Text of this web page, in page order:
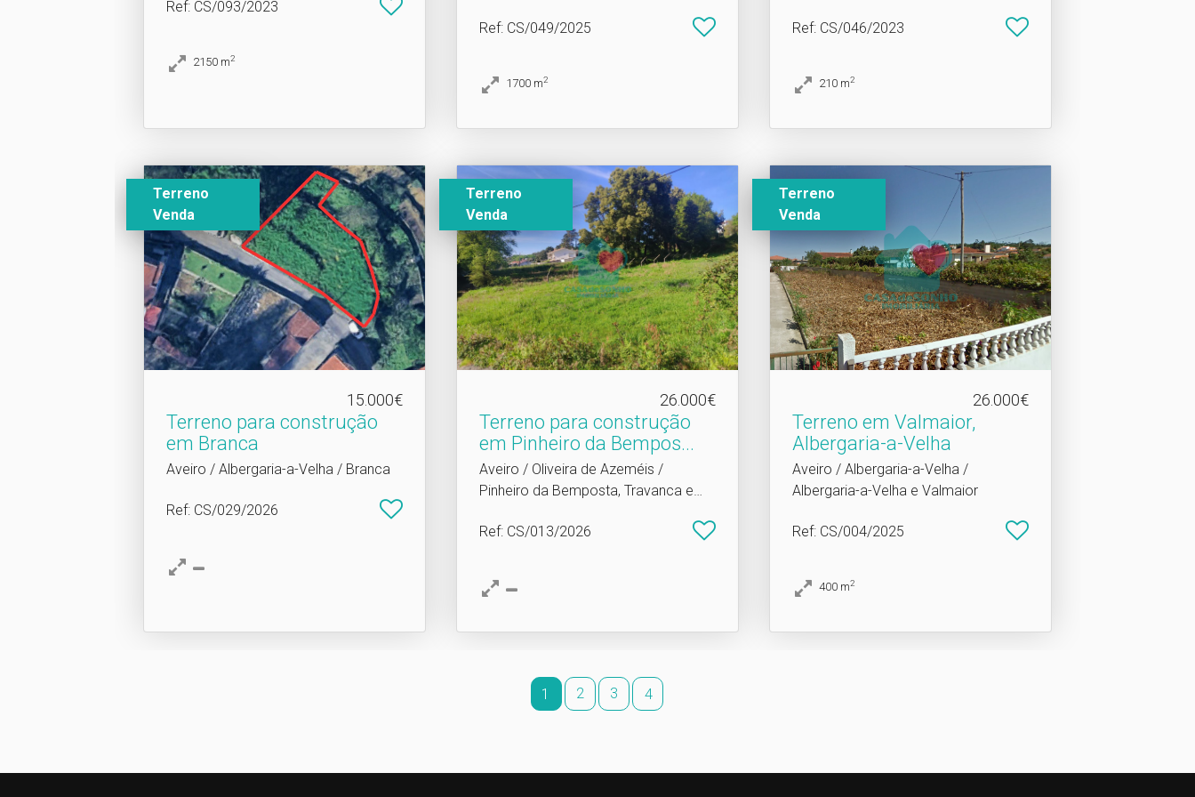
Ref: CS/093/2023
2150 m2
Ref: CS/049/2025
1700 m2
Ref: CS/046/2023
210 m2
Terreno
Venda
15.000€
Terreno para construção
em Branca
Aveiro / Albergaria-a-Velha / Branca
Ref: CS/029/2026
Terreno
Venda
26.000€
Terreno para construção
em Pinheiro da Bempos.​..
Aveiro / Oliveira de Azeméis /
Pinheiro da Bemposta, Travanca e
Ref: CS/013/2026
Terreno
Venda
26.000€
Terreno em Valmaior,
Albergaria-a-Velha
Aveiro / Albergaria-a-Velha /
Albergaria-a-Velha e Valmaior
Ref: CS/004/2025
400 m2
1 2 3 4